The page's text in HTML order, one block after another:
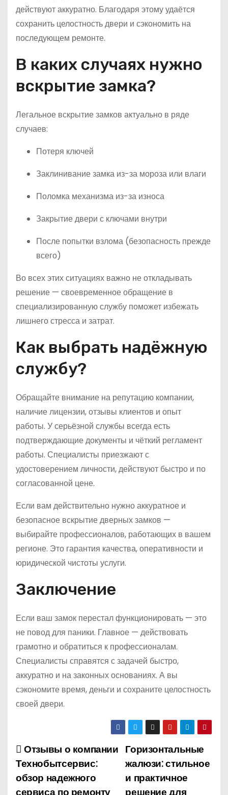
действуют аккуратно. Благодаря этому удаётся
сохранить целостность двери и сэкономить на
последующем ремонте.
В каких случаях нужно
вскрытие замка?
Легальное вскрытие замков актуально в ряде
случаев:
Потеря ключей
Заклинивание замка из-за мороза или влаги
Поломка механизма из-за износа
Закрытие двери с ключами внутри
После попытки взлома (безопасность прежде
всего)
Во всех этих ситуациях важно не откладывать
решение — своевременное обращение в
специализированную службу поможет избежать
лишнего стресса и затрат.
Как выбрать надёжную
службу?
Обращайте внимание на репутацию компании,
наличие лицензии, отзывы клиентов и опыт
работы. У серьёзной службы всегда есть
подтверждающие документы и чёткий регламент
работы. Специалисты приезжают с
удостоверением личности, действуют быстро и по
согласованной цене.
Если вам действительно нужно аккуратное и
безопасное вскрытие дверных замков —
выбирайте профессионалов, работающих в вашем
регионе. Это гарантия качества, оперативности и
юридической чистоты услуги.
Заключение
Если ваш замок перестал функционировать — это
не повод для паники. Главное — действовать
грамотно и обратиться к профессионалам.
Специалисты справятся с задачей быстро,
аккуратно и на законных основаниях. А вы
сэкономите время, деньги и сохраните целостность
своей двери.
Н
а
Горизонтальные
жалюзи: стильное
и практичное
решение для
Отзывы о компании
Технобытсервис:
обзор надежного
сервиса по ремонту